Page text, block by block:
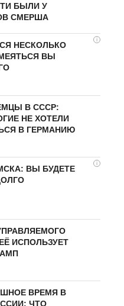
БЫЛИ У
СМЕРША
i
НЕСКОЛЬКО
ВЫ
В СССР:
НЕ ХОТЕЛИ
В ГЕРМАНИЮ
i
ВЫ БУДЕТЕ
ИСПОЛЬЗУЕТ
ВРЕМЯ В
ЧТО